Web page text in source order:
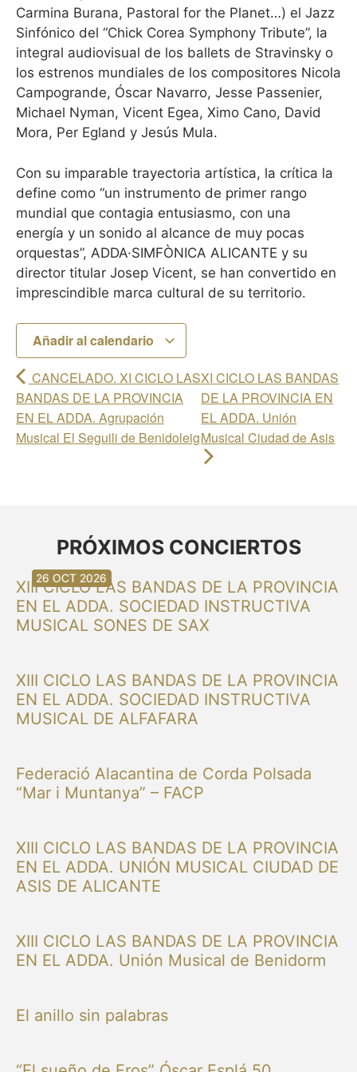
Carmina Burana, Pastoral for the Planet…) el Jazz
Sinfónico del “Chick Corea Symphony Tribute”, la
integral audiovisual de los ballets de Stravinsky o
los estrenos mundiales de los compositores Nicola
Campogrande, Óscar Navarro, Jesse Passenier,
Michael Nyman, Vicent Egea, Ximo Cano, David
Mora, Per Egland y Jesús Mula.
Con su imparable trayectoria artística, la crítica la
define como “un instrumento de primer rango
mundial que contagia entusiasmo, con una
energía y un sonido al alcance de muy pocas
orquestas”, ADDA·SIMFÒNICA ALICANTE y su
director titular Josep Vicent, se han convertido en
imprescindible marca cultural de su territorio.
Añadir al calendario
CANCELADO. XI CICLO LAS
BANDAS DE LA PROVINCIA
EN EL ADDA. Agrupación
Musical El Seguili de Benidoleig
XI CICLO LAS BANDAS
DE LA PROVINCIA EN
EL ADDA. Unión
Musical Ciudad de Asis
PRÓXIMOS CONCIERTOS
XIII CICLO LAS BANDAS DE LA PROVINCIA
EN EL ADDA. SOCIEDAD INSTRUCTIVA
MUSICAL SONES DE SAX
30 AGO 2026
XIII CICLO LAS BANDAS DE LA PROVINCIA
EN EL ADDA. SOCIEDAD INSTRUCTIVA
MUSICAL DE ALFAFARA
30 AGO 2026
Federació Alacantina de Corda Polsada
“Mar i Muntanya” – FACP
13 SEP 2026
XIII CICLO LAS BANDAS DE LA PROVINCIA
EN EL ADDA. UNIÓN MUSICAL CIUDAD DE
ASIS DE ALICANTE
20 SEP 2026
XIII CICLO LAS BANDAS DE LA PROVINCIA
EN EL ADDA. Unión Musical de Benidorm
20 SEP 2026
El anillo sin palabras
26 SEP 2026
03 OCT 2026
16 OCT 2026
26 OCT 2026